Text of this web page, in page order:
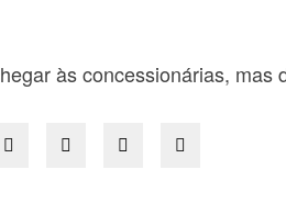
às concessionárias, mas